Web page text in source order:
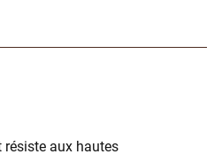
aux hautes